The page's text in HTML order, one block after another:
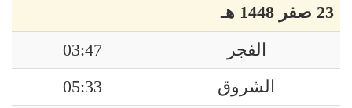
23 صفر 1448 هـ
الفجر
03:47
الشروق
05:33